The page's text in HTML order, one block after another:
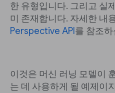
한 유형입니다. 그리고 실
미 존재합니다. 자세한 내
Perspective API 를 참조
이것은 머신 러닝 모델이
는 데 사용하게 될 예제이